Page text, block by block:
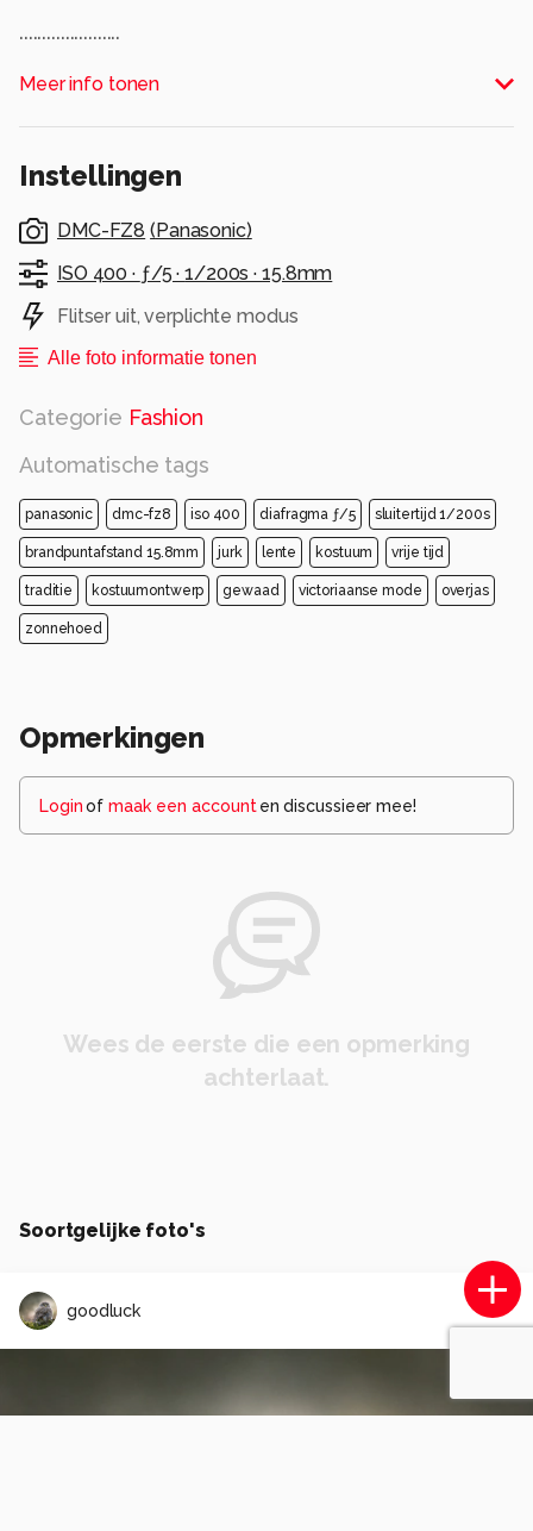
......................
Alle rechten voorbehouden
Meer info tonen
Instellingen
DMC-FZ8 ( Panasonic)
ISO 400 · ƒ/5 ·1/200s ·15.8mm
Flitser uit, verplichte modus
Alle foto informatie tonen
Categorie Fashion
Automatische tags
panasonic dmc-fz8 iso 400 diafragma ƒ/5 sluitertijd 1/200s
brandpuntafstand 15.8mm jurk lente kostuum vrije tijd
traditie kostuumontwerp gewaad victoriaanse mode overjas
zonnehoed
Opmerkingen
Loginof maak een account en discussieer mee!
Wees de eerste die een opmerking
achterlaat.
Soortgelijke foto's
goodluck